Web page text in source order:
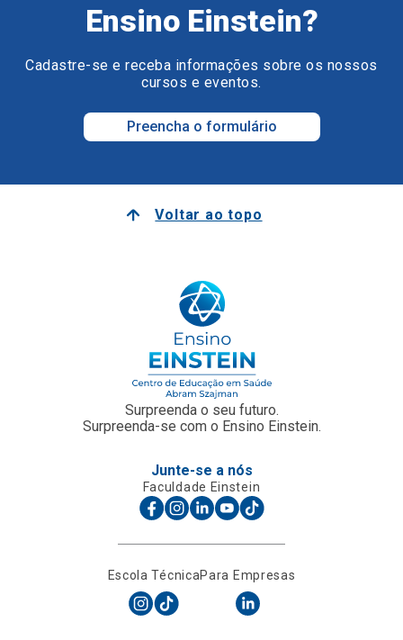
Ensino Einstein?
Cadastre-se e receba informações sobre os nossos
cursos e eventos.
Preencha o formulário
Voltar ao topo
Surpreenda o seu futuro.
Surpreenda-se com o Ensino Einstein.
Junte-se a nós
Faculdade Einstein
Escola TécnicaPara Empresas